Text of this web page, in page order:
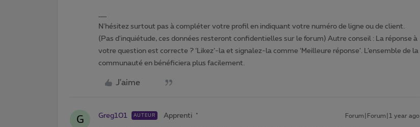
N'hésitez surtout pas à compléter votre profil en indiquant votre numéro de ligne ou de client.
(Pas d'inquiétude, ces données resteront confidentielles sur le forum) Autre conseil : La réponse à
votre question est correcte ? ‘Likez’-la et signalez-la comme ‘Meilleure réponse’. L’ensemble de la
communauté en bénéficiera plus facilement.
J'aime
G Greg101 AUTEUR Apprenti Forum|Forum|1 year ago